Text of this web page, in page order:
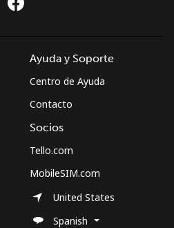
Ayuda y Soporte
Centro de Ayuda
Contacto
Socios
Tello.com
MobileSIM.com
United States
Spanish